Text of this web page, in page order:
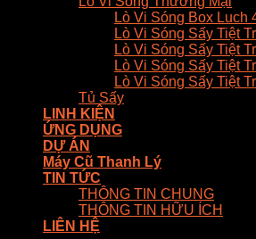
Lò Vi Sóng Box Luch
Lò Vi Sóng Sấy Tiệt
Lò Vi Sóng Sấy Tiệt
Lò Vi Sóng Sấy Tiệt
Lò Vi Sóng Sấy Tiệt
Tủ Sấy
LINH KIỆN
ỨNG DỤNG
DỰ ÁN
Máy Cũ Thanh Lý
TIN TỨC
THÔNG TIN CHUNG
THÔNG TIN HỮU ÍCH
LIÊN HỆ